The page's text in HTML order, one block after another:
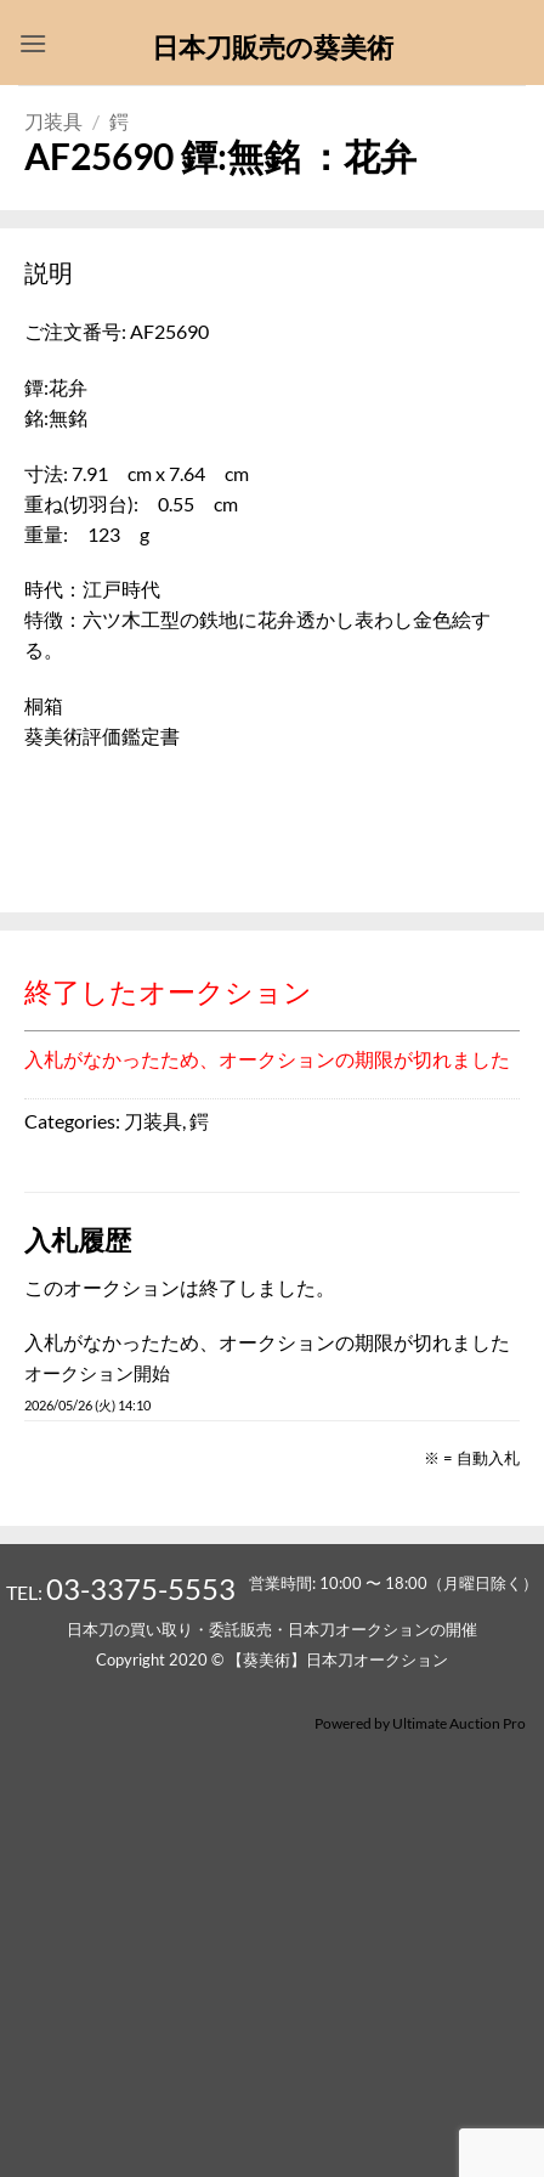
日本刀販売の葵美術
刀装具 / 鍔
AF25690 鐔:無銘 ：花弁
説明
ご注文番号: AF25690
鐔:花弁
銘:無銘
寸法: 7.91 cm x 7.64 cm
重ね(切羽台): 0.55 cm
重量: 123 g
時代：江戸時代
特徴：六ツ木工型の鉄地に花弁透かし表わし金色絵す
る。
桐箱
葵美術評価鑑定書
終了したオークション
入札がなかったため、オークションの期限が切れました
Categories: 刀装具,鍔
入札履歴
このオークションは終了しました。
入札がなかったため、オークションの期限が切れました
オークション開始
2026/05/26 (火) 14:10
※ = 自動入札
TEL:03-3375-5553 営業時間: 10:00 〜 18:00（月曜日除く）
日本刀の買い取り・委託販売・日本刀オークションの開催
Copyright 2020 © 【葵美術】日本刀オークション
Powered by Ultimate Auction Pro